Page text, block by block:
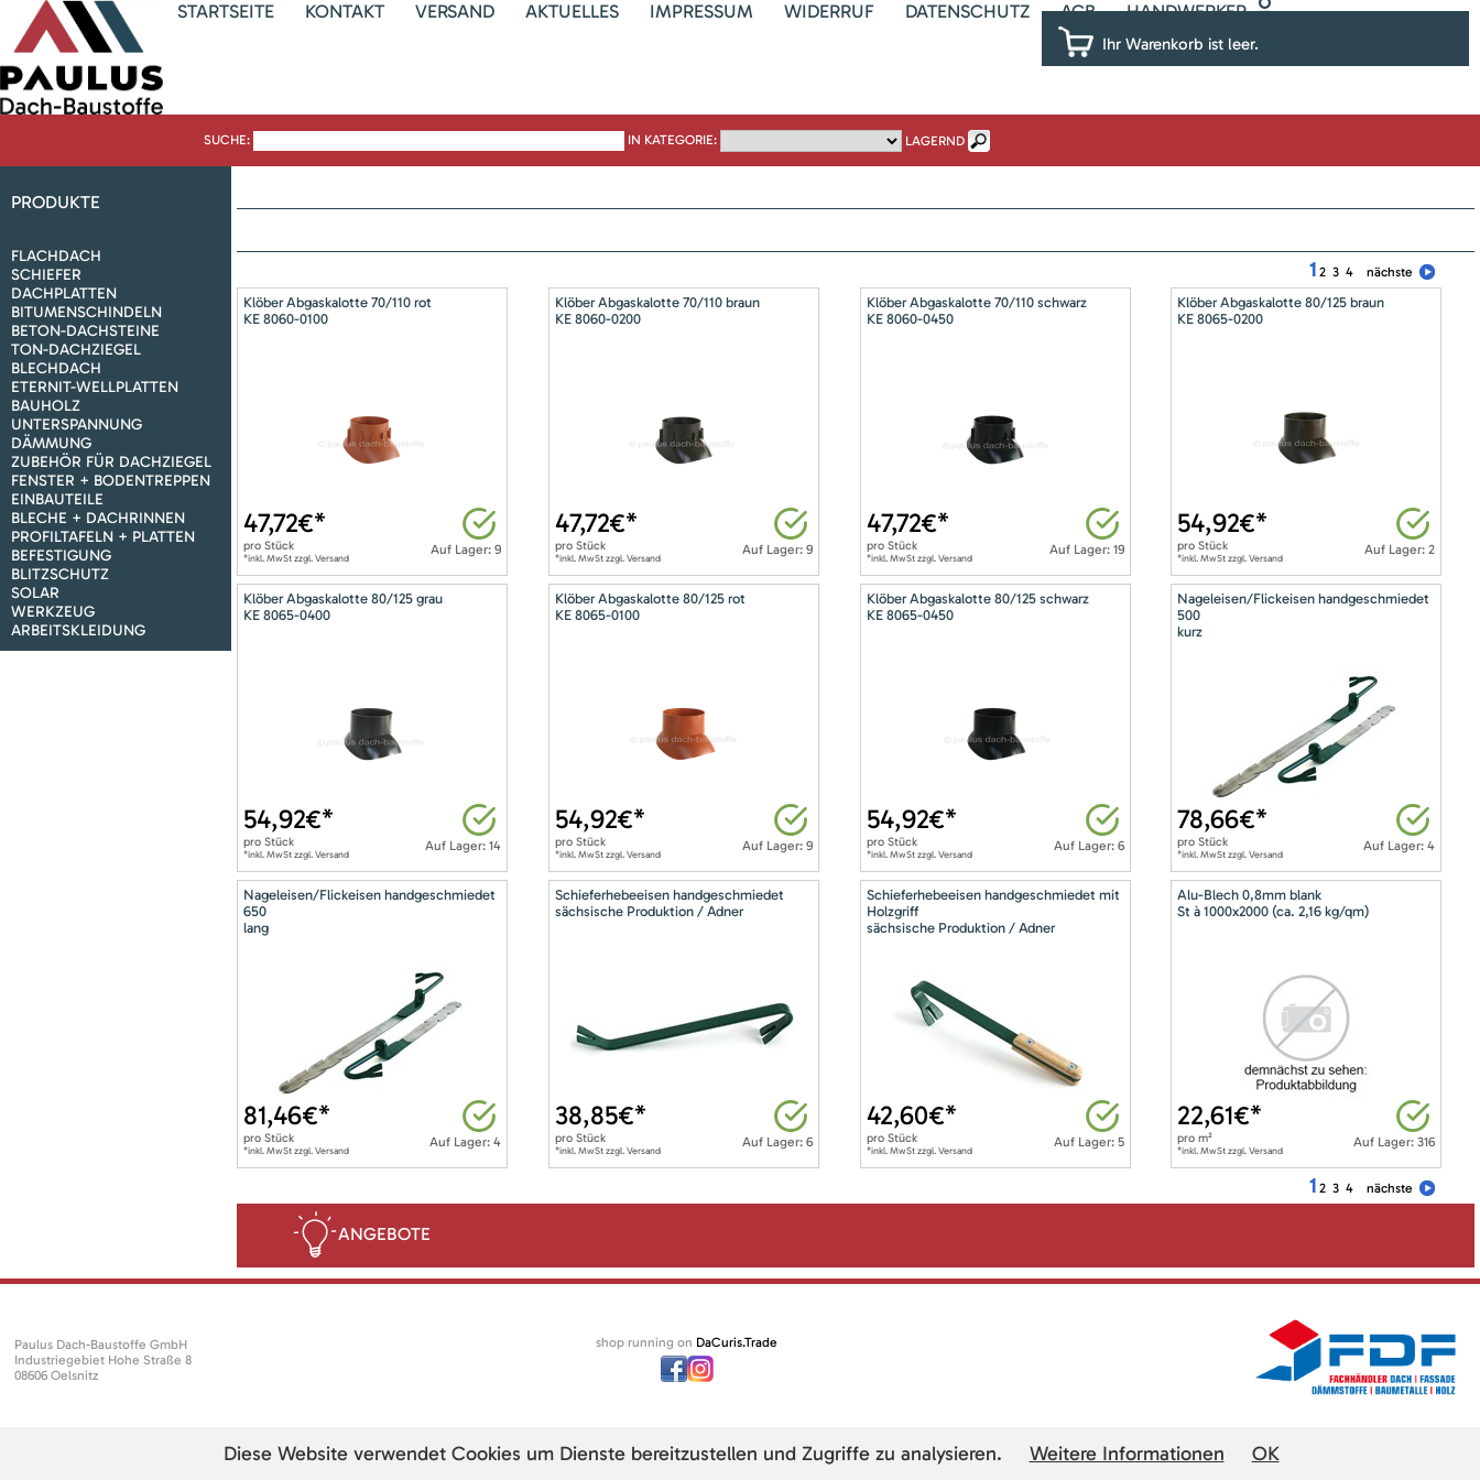
STARTSEITE KONTAKT VERSAND AKTUELLES IMPRESSUM WIDERRUF DATENSCHUTZ AGB HANDWERKER
Ihr Warenkorb ist leer.
SUCHE: IN KATEGORIE: LAGERND
PRODUKTE
FLACHDACH
SCHIEFER
DACHPLATTEN
BITUMENSCHINDELN
BETON-DACHSTEINE
TON-DACHZIEGEL
BLECHDACH
ETERNIT-WELLPLATTEN
BAUHOLZ
UNTERSPANNUNG
DÄMMUNG
ZUBEHÖR FÜR DACHZIEGEL
FENSTER + BODENTREPPEN
EINBAUTEILE
BLECHE + DACHRINNEN
PROFILTAFELN + PLATTEN
BEFESTIGUNG
BLITZSCHUTZ
SOLAR
WERKZEUG
ARBEITSKLEIDUNG
1 2 3 4 nächste
Klöber Abgaskalotte 70/110 rot
KE 8060-0100
Auf Lager: 9
47,72€*
pro Stück
*inkl. MwSt zzgl. Versand
Klöber Abgaskalotte 70/110 braun
KE 8060-0200
Auf Lager: 9
47,72€*
pro Stück
*inkl. MwSt zzgl. Versand
Klöber Abgaskalotte 70/110 schwarz
KE 8060-0450
Auf Lager: 19
47,72€*
pro Stück
*inkl. MwSt zzgl. Versand
Klöber Abgaskalotte 80/125 braun
KE 8065-0200
Auf Lager: 2
54,92€*
proStück
*inkl. MwSt zzgl. Versand
Klöber Abgaskalotte 80/125 grau
KE 8065-0400
Auf Lager: 14
54,92€*
pro Stück
*inkl. MwSt zzgl. Versand
Klöber Abgaskalotte 80/125 rot
KE 8065-0100
Auf Lager: 9
54,92€*
pro Stück
*inkl. MwSt zzgl. Versand
Klöber Abgaskalotte 80/125 schwarz
KE 8065-0450
Auf Lager: 6
54,92€*
pro Stück
*inkl. MwSt zzgl. Versand
Nageleisen/Flickeisen handgeschmiedet
500
kurz
Auf Lager: 4
78,66€*
proStück
*inkl. MwSt zzgl. Versand
Nageleisen/Flickeisen handgeschmiedet
650
lang
Auf Lager: 4
81,46€*
pro Stück
*inkl. MwSt zzgl. Versand
Schieferhebeeisen handgeschmiedet
sächsische Produktion / Adner
Auf Lager: 6
38,85€*
pro Stück
*inkl. MwSt zzgl. Versand
Schieferhebeeisen handgeschmiedet mit
Holzgriff
sächsische Produktion / Adner
Auf Lager: 5
42,60€*
pro Stück
*inkl. MwSt zzgl. Versand
Alu-Blech 0,8mm blank
St à 1000x2000 (ca. 2,16 kg/qm)
Auf Lager: 316
22,61€*
prom²
*inkl. MwSt zzgl. Versand
1 2 3 4 nächste
ANGEBOTE
Paulus Dach-Baustoffe GmbH
Industriegebiet Hohe Straße 8
08606 Oelsnitz
shop running on DaCuris.Trade
Diese Website verwendet Cookies um Dienste bereitzustellen und Zugriffe zu analysieren. Weitere Informationen OK